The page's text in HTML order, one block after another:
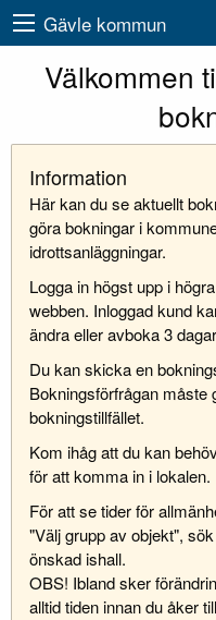
Gävle kommun
Välkommen
Information
Här kan du se aktuellt
göra bokningar i
idrottsanläggningar.
Logga in högst upp i
webben. Inloggad kund
ändra eller avboka 3
Du kan skicka en
Bokningsförfrågan måste
bokningstillfället.
Kom ihåg att du kan
för att komma in i lokalen.
För att se tider för
"Välj grupp av objekt",
önskad ishall.
OBS! Ibland sker
alltid tiden innan du åker